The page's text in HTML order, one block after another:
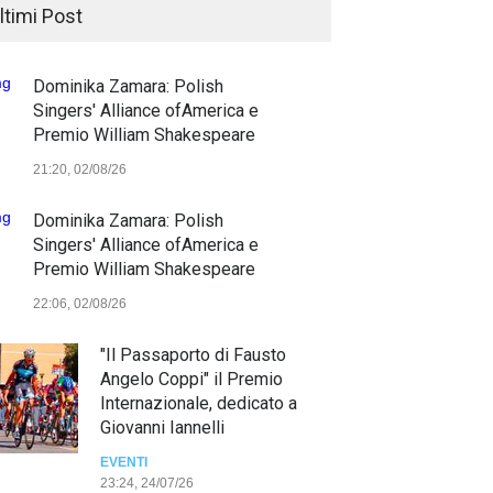
Post
Dominika Zamara: Polish
Singers' Alliance ofAmerica e
Premio William Shakespeare
21:20, 02/08/26
Dominika Zamara: Polish
Singers' Alliance ofAmerica e
Premio William Shakespeare
22:06, 02/08/26
"Il Passaporto di Fausto
Angelo Coppi" il Premio
Internazionale, dedicato a
Giovanni Iannelli
EVENTI
23:24, 24/07/26